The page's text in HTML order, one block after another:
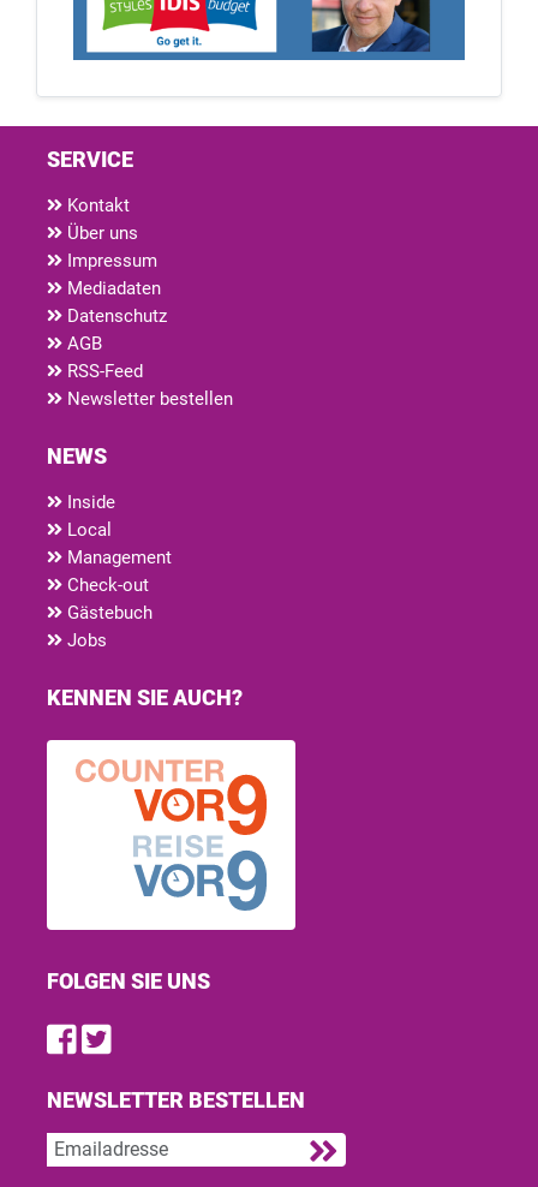
SERVICE
Kontakt
Über uns
Impressum
Mediadaten
Datenschutz
AGB
RSS-Feed
Newsletter bestellen
NEWS
Inside
Local
Management
Check-out
Gästebuch
Jobs
KENNEN SIE AUCH?
FOLGEN SIE UNS
Find us on Facebook
Follow us on Twitter
NEWSLETTER BESTELLEN